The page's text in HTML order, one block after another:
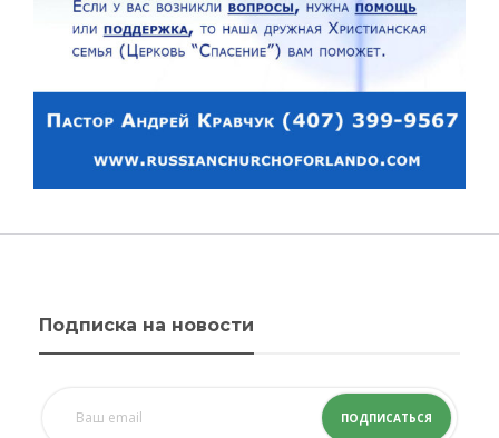
Подписка на новости
ПОДПИСАТЬСЯ